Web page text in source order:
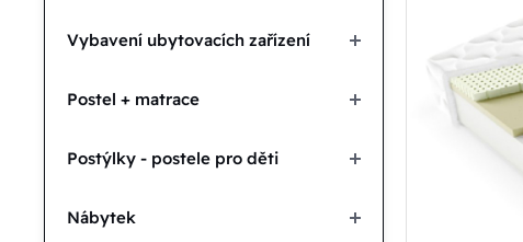
Vybavení ubytovacích zařízení
Postel + matrace
Postýlky - postele pro děti
Nábytek